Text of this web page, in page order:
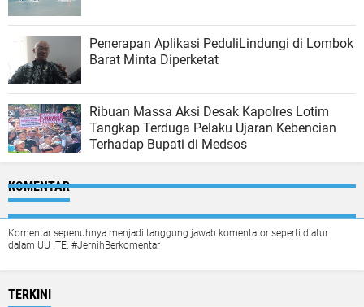
Penerapan Aplikasi PeduliLindungi di Lombok
Barat Minta Diperketat
Ribuan Massa Aksi Desak Kapolres Lotim
Tangkap Terduga Pelaku Ujaran Kebencian
Terhadap Bupati di Medsos
KOMENTAR
Komentar sepenuhnya menjadi tanggung jawab komentator seperti diatur
dalam UU ITE. #JernihBerkomentar
TERKINI